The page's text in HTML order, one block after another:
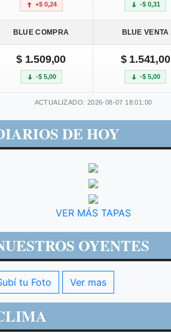
+$ 0,24 -$ 0,31
BLUE COMPRA BLUE VENTA
$ 1.509,00
-$ 5,00
$ 1.541,00
-$ 5,00
ACTUALIZADO: 2026-08-07 18:01:00
DE HOY
VER MÁS TAPAS
OYENTES
tu Foto Ver mas